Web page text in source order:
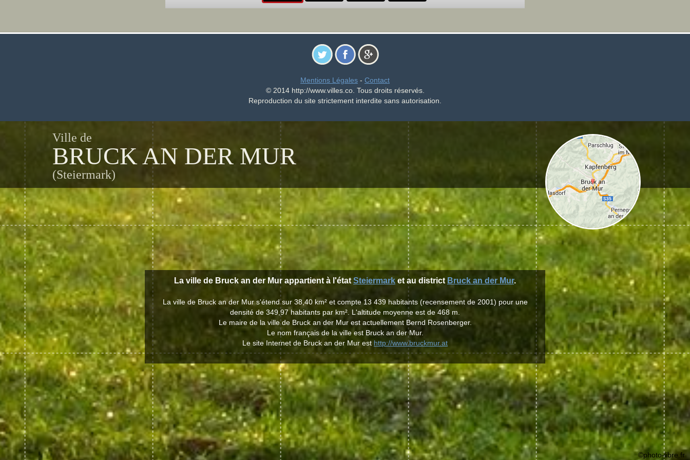
Mentions Légales - Contact
© 2014 http://www.villes.co. Tous droits réservés.
Reproduction du site strictement interdite sans autorisation.
Ville de
BRUCK AN DER MUR
(Steiermark)
La ville de Bruck an der Mur appartient à l'étatSteiermark et au district Bruck an der Mur.
La ville de Bruck an der Mur s'étend sur 38,40 km² et compte 13 439 habitants (recensement de 2001) pour une
densité de 349,97 habitants par km². L'altitude moyenne est de 468 m.
Le maire de la ville de Bruck an der Mur est actuellement Bernd Rosenberger.
Le nom français de la ville est Bruck an der Mur.
Le site Internet de Bruck an der Mur est http://www.bruckmur.at
©photo-libre.fr